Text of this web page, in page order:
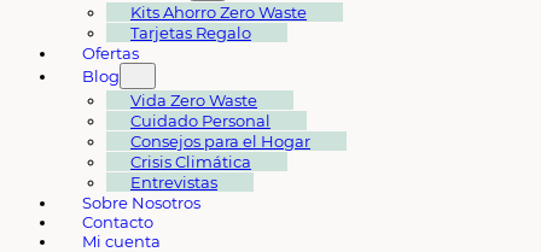
Kits Ahorro Zero Waste
Tarjetas Regalo
Ofertas
Blog
Vida Zero Waste
Cuidado Personal
Consejos para el Hogar
Crisis Climática
Entrevistas
Sobre Nosotros
Contacto
Mi cuenta